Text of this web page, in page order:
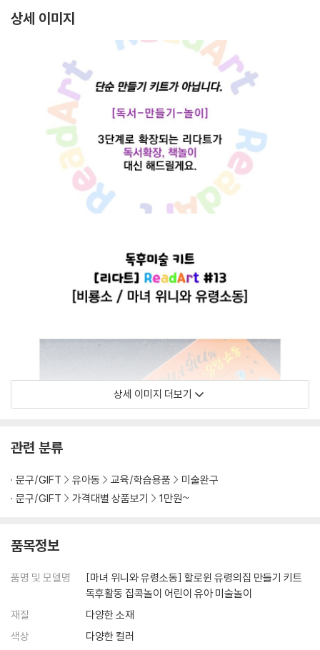
상세 이미지
상세 이미지 더보기
관련 분류
문구/GIFT 유아동 교육/학습용품
미술완구
문구/GIFT
가격대별 상품보기 1만원~
품목정보
품명 및 모델명
[마녀 위니와 유령소동] 할로윈 유령의집 만들기 키트
독후활동 집콕놀이 어린이 유아 미술놀이
재질
다양한 소재
색상
다양한 컬러